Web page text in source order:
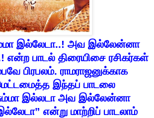
இல்லேடா..! அவ இல்லேன்னா
என்ற பாடல் திரையிசை ரசிகர்கள்
பிரபலம். ராமராஜனுக்காக
இந்தப் பாடலை
இல்லடா அவ இல்லேன்னா
” என்று மாற்றிப் பாடலாம்